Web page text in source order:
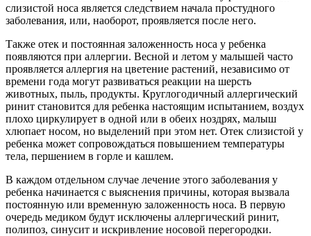
слизистой носа является следствием начала простудного
заболевания, или, наоборот, проявляется после него.
Также отек и постоянная заложенность носа у ребенка
появляются при аллергии. Весной и летом у малышей часто
проявляется аллергия на цветение растений, независимо от
времени года могут развиваться реакции на шерсть
животных, пыль, продукты. Круглогодичный аллергический
ринит становится для ребенка настоящим испытанием, воздух
плохо циркулирует в одной или в обеих ноздрях, малыш
хлюпает носом, но выделений при этом нет. Отек слизистой у
ребенка может сопровождаться повышением температуры
тела, першением в горле и кашлем.
В каждом отдельном случае лечение этого заболевания у
ребенка начинается с выяснения причины, которая вызвала
постоянную или временную заложенность носа. В первую
очередь медиком будут исключены аллергический ринит,
полипоз, синусит и искривление носовой перегородки.